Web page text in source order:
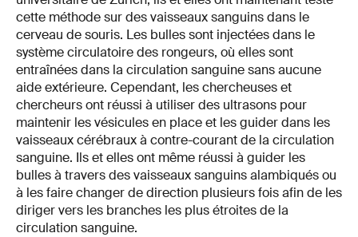
cette méthode sur des vaisseaux sanguins dans le
cerveau de souris. Les bulles sont injectées dans le
système circulatoire des rongeurs, où elles sont
entraînées dans la circulation sanguine sans aucune
aide extérieure. Cependant, les chercheuses et
chercheurs ont réussi à utiliser des ultrasons pour
maintenir les vésicules en place et les guider dans les
vaisseaux cérébraux à contre-courant de la circulation
sanguine. Ils et elles ont même réussi à guider les
bulles à travers des vaisseaux sanguins alambiqués ou
à les faire changer de direction plusieurs fois afin de les
diriger vers les branches les plus étroites de la
circulation sanguine.